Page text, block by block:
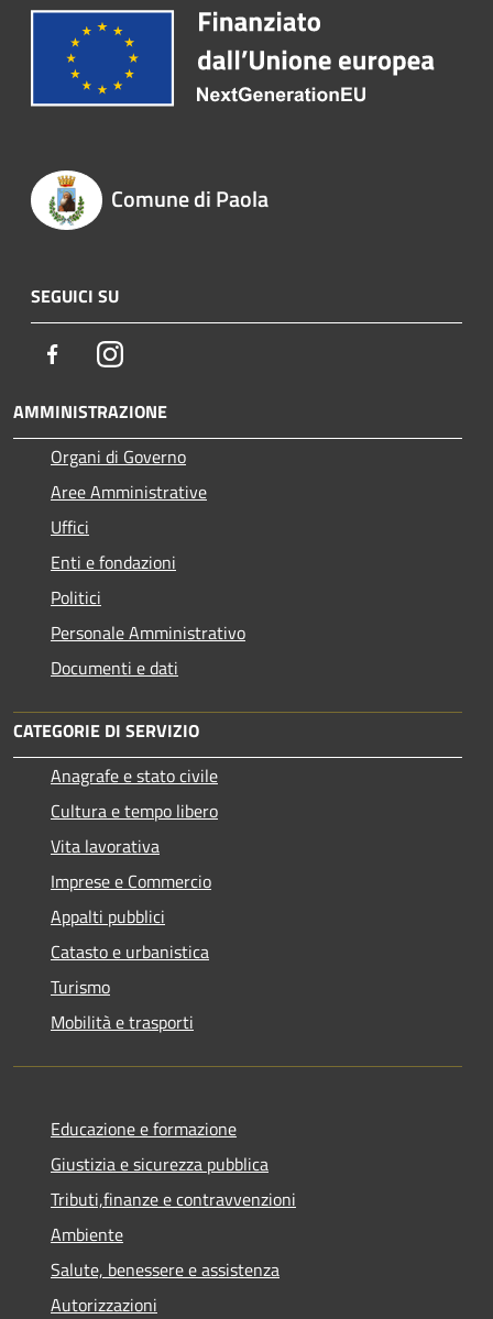
Comune di Paola
SEGUICI SU
FacebookInstagram
AMMINISTRAZIONE
Organi di Governo
Aree Amministrative
Uffici
Enti e fondazioni
Politici
Personale Amministrativo
Documenti e dati
CATEGORIE DI SERVIZIO
Anagrafe e stato civile
Cultura e tempo libero
Vita lavorativa
Imprese e Commercio
Appalti pubblici
Catasto e urbanistica
Turismo
Mobilità e trasporti
Educazione e formazione
Giustizia e sicurezza pubblica
Tributi,finanze e contravvenzioni
Ambiente
Salute, benessere e assistenza
Autorizzazioni